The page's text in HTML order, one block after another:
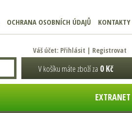
OCHRANA OSOBNÍCH ÚDAJŮ KONTAKTY
Váš účet: Přihlásit | Registrovat
V košíku máte zboží za 0 Kč
EXTRANET